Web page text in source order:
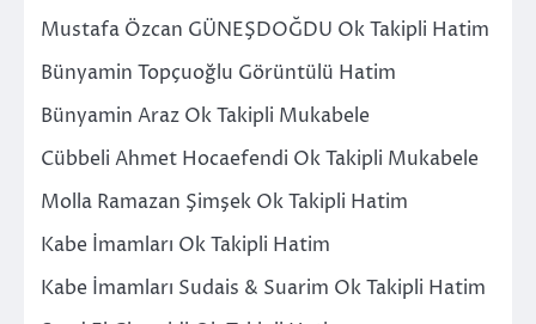
Mustafa Özcan GÜNEŞDOĞDU Ok Takipli Hatim
Bünyamin Topçuoğlu Görüntülü Hatim
Bünyamin Araz Ok Takipli Mukabele
Cübbeli Ahmet Hocaefendi Ok Takipli Mukabele
Molla Ramazan Şimşek Ok Takipli Hatim
Kabe İmamları Ok Takipli Hatim
Kabe İmamları Sudais & Suarim Ok Takipli Hatim